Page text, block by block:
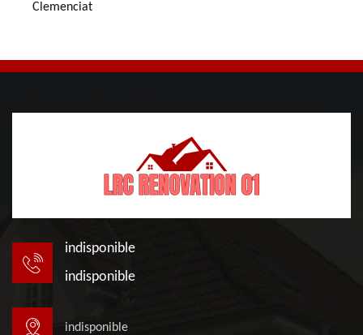
Clemenciat
indisponible
indisponible
indisponible